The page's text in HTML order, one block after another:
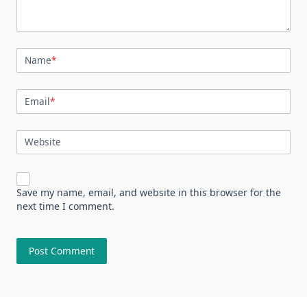
Name*
Email*
Website
Save my name, email, and website in this browser for the
next time I comment.